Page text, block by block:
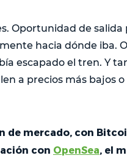
Oportunidad de salida
hacia dónde iba.
escapado el tren. Y
a precios más bajos
de mercado, con
con OpenSea, el